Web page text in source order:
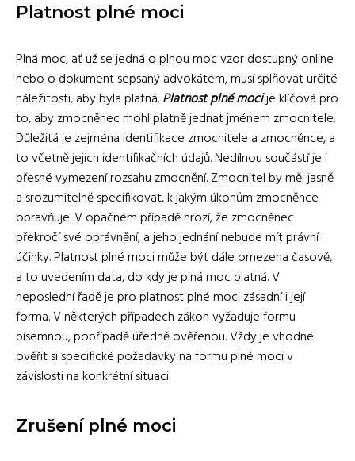
Platnost plné moci
Plná moc, ať už se jedná o plnou moc vzor dostupný online
nebo o dokument sepsaný advokátem, musí splňovat určité
náležitosti, aby byla platná.Platnost plné mocije klíčová pro
to, aby zmocněnec mohl platně jednat jménem zmocnitele.
Důležitá je zejména identifikace zmocnitele a zmocněnce, a
to včetně jejich identifikačních údajů. Nedílnou součástí je i
přesné vymezení rozsahu zmocnění. Zmocnitel by měl jasně
a srozumitelně specifikovat, k jakým úkonům zmocněnce
opravňuje. V opačném případě hrozí, že zmocněnec
překročí své oprávnění, a jeho jednání nebude mít právní
účinky. Platnost plné moci může být dále omezena časově,
a to uvedením data, do kdy je plná moc platná. V
neposlední řadě je pro platnost plné moci zásadní i její
forma. V některých případech zákon vyžaduje formu
písemnou, popřípadě úředně ověřenou. Vždy je vhodné
ověřit si specifické požadavky na formu plné moci v
závislosti na konkrétní situaci.
Zrušení plné moci